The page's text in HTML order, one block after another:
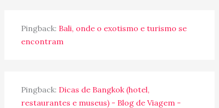
Pingback: Bali, onde o exotismo e turismo se
encontram
Pingback: Dicas de Bangkok (hotel,
restaurantes e museus) - Blog de Viagem -